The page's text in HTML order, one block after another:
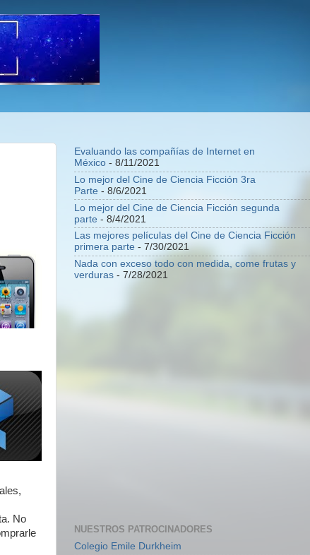
No
Evaluando las compañías de Internet en
México - 8/11/2021
Lo mejor del Cine de Ciencia Ficción 3ra
Parte - 8/6/2021
Lo mejor del Cine de Ciencia Ficción segunda
parte - 8/4/2021
Las mejores películas del Cine de Ciencia Ficción
primera parte - 7/30/2021
Nada con exceso todo con medida, come frutas y
verduras - 7/28/2021
NUESTROS PATROCINADORES
Colegio Emile Durkheim